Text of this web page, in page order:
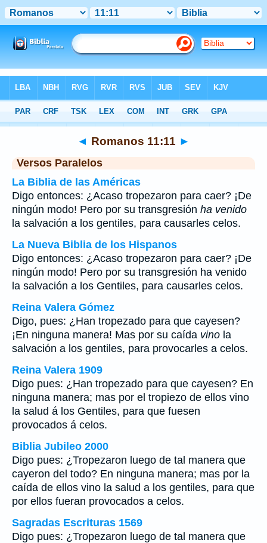
>Romanos Capítulo 11 > Verso 11
◄ Romanos 11:11 ►
Versos Paralelos
La Biblia de las Américas
Digo entonces: ¿Acaso tropezaron para caer? ¡De
ningún modo! Pero por su transgresión ha venido
la salvación a los gentiles, para causarles celos.
La Nueva Biblia de los Hispanos
Digo entonces: ¿Acaso tropezaron para caer? ¡De
ningún modo! Pero por su transgresión ha venido
la salvación a los Gentiles, para causarles celos.
Reina Valera Gómez
Digo, pues: ¿Han tropezado para que cayesen?
¡En ninguna manera! Mas por su caída vino la
salvación a los gentiles, para provocarles a celos.
Reina Valera 1909
Digo pues: ¿Han tropezado para que cayesen? En
ninguna manera; mas por el tropiezo de ellos vino
la salud á los Gentiles, para que fuesen
provocados á celos.
Biblia Jubileo 2000
Digo pues: ¿Tropezaron luego de tal manera que
cayeron del todo? En ninguna manera; mas por la
caída de ellos vino la salud a los gentiles, para que
por ellos fueran provocados a celos.
Sagradas Escrituras 1569
Digo pues: ¿Tropezaron luego de tal manera que